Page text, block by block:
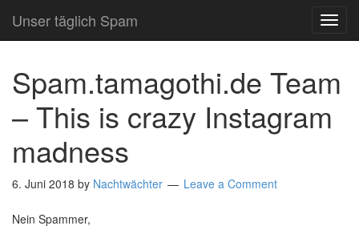
Unser täglich Spam
Spam.tamagothi.de Team
– This is crazy Instagram
madness
6. Juni 2018 by Nachtwächter Leave a Comment
Nein Spammer,